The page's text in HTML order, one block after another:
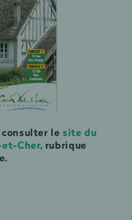
consulter lesite du
Cher, rubrique